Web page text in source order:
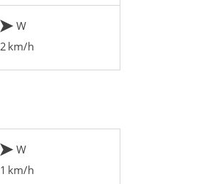
W
2 km/h
W
1 km/h